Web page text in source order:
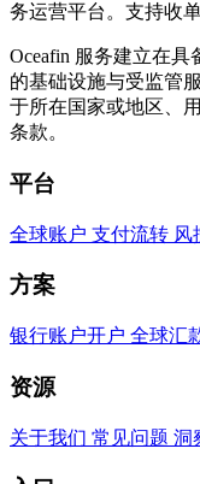
务运营平台。支持收
Oceafin 服务建立在
的基础设施与受监管
于所在国家或地区、
条款。
平台
全球账户 支付流转 风
方案
银行账户开户 全球汇
资源
关于我们 常见问题 洞